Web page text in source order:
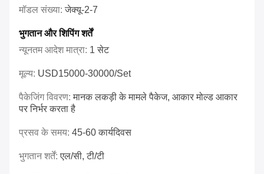
मॉडल संख्या:जेक्यू-2-7
भुगतान और शिपिंग शर्तें
न्यूनतम आदेश मात्रा: 1 सेट
मूल्य: USD15000-30000/set
पैकेजिंग विवरण:मानक लकड़ी के मामले पैकेज, आकार मोल्ड आकार
पर निर्भर करता है
प्रसव के समय: 45-60 कार्यदिवस
भुगतान शर्तें:एल/सी, टी/टी